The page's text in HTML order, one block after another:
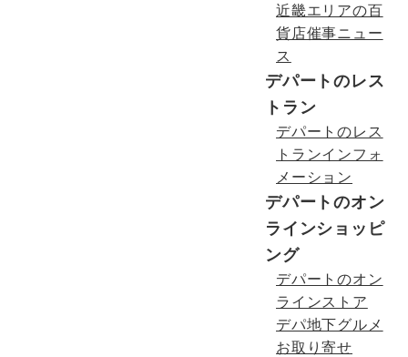
近畿エリアの百
貨店催事ニュー
ス
デパートのレス
トラン
デパートのレス
トランインフォ
メーション
デパートのオン
ラインショッピ
ング
デパートのオン
ラインストア
デパ地下グルメ
お取り寄せ